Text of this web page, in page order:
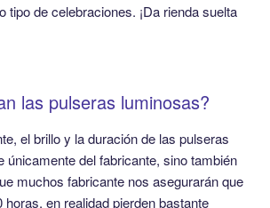
tipo de celebraciones. ¡Da rienda suelta
las pulseras luminosas?
el brillo y la duración de las pulseras
únicamente del fabricante, sino también
muchos fabricante nos asegurarán que
horas, en realidad pierden bastante